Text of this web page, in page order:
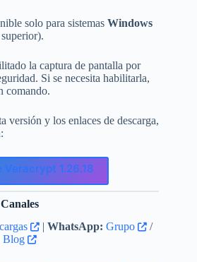
solo para sistemas Windows
la captura de pantalla por
Si se necesita habilitarla,
comando.
versión y los enlaces de descarga,
Veracrypt 1.26.18
Canales
| WhatsApp: Grupo
/
Blog